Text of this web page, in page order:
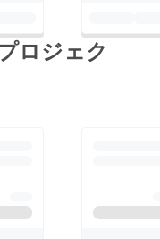
ロジェク